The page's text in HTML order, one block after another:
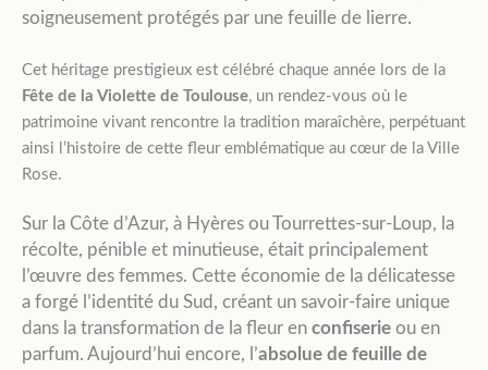
soigneusement protégés par une feuille de lierre.
Cet héritage prestigieux est célébré chaque année lors de la
Fête de la Violette de Toulouse, un rendez-vous où le
patrimoine vivant rencontre la tradition maraîchère, perpétuant
ainsi l’histoire de cette fleur emblématique au cœur de la Ville
Rose.
Sur la Côte d’Azur, à Hyères ou Tourrettes-sur-Loup, la
récolte, pénible et minutieuse, était principalement
l’œuvre des femmes. Cette économie de la délicatesse
a forgé l’identité du Sud, créant un savoir-faire unique
dans la transformation de la fleur en confiserie ou en
parfum. Aujourd’hui encore, l’absolue de feuille de